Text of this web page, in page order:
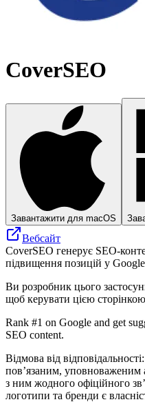
CoverSEO
Завантажити для macOS
Вебсайт
CoverSEO генерує SEO-
підвищення позицій у
Ви розробник цього
щоб керувати цією
Rank #1 on Google and get
SEO content.
Відмова від
пов’язаним, уповноваженим
з ним жодного офіційного
логотипи та бренди є